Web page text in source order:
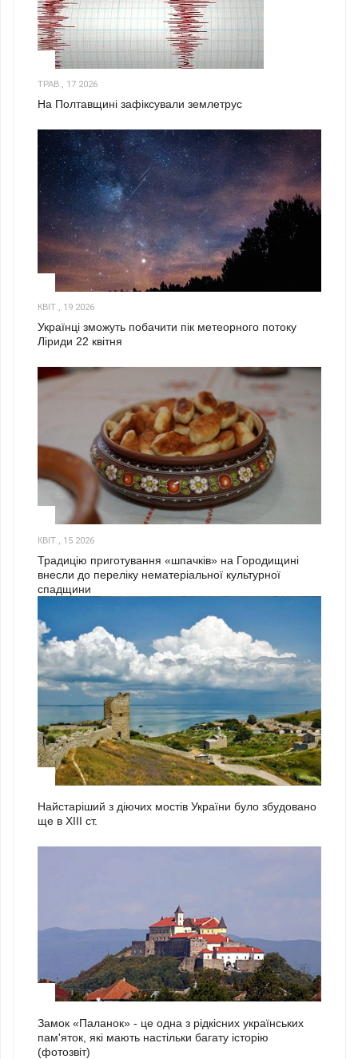
ТРАВ., 17 2026
На Полтавщині зафіксували землетрус
КВІТ., 19 2026
Українці зможуть побачити пік метеорного потоку
Ліриди 22 квітня
КВІТ., 15 2026
Традицію приготування «шпачків» на Городищині
внесли до переліку нематеріальної культурної
спадщини
Найстаріший з діючих мостів України було збудовано
ще в ХІІІ ст.
Замок «Паланок» - це одна з рідкісних українських
пам'яток, які мають настільки багату історію
(фотозвіт)